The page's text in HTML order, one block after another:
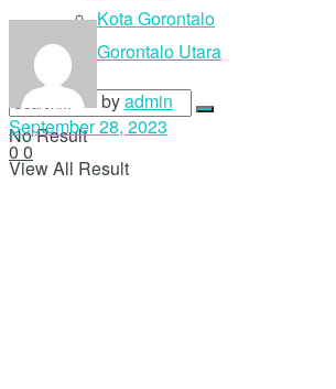
Kota Gorontalo
Gorontalo Utara
No Result
View All Result
byadmin
September 28, 2023
0 0